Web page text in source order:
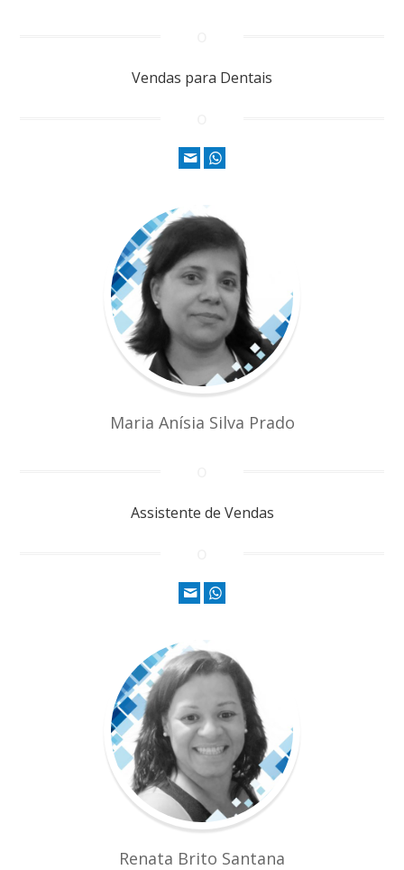
Vendas para Dentais
Maria Anísia Silva Prado
Assistente de Vendas
Renata Brito Santana